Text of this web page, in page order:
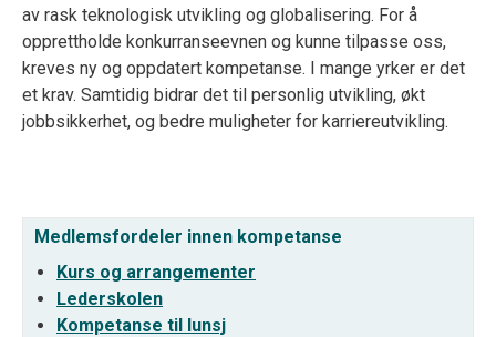
av rask teknologisk utvikling og globalisering. For å
opprettholde konkurranseevnen og kunne tilpasse oss,
kreves ny og oppdatert kompetanse. I mange yrker er det
et krav. Samtidig bidrar det til personlig utvikling, økt
jobbsikkerhet, og bedre muligheter for karriereutvikling.
Medlemsfordeler innen kompetanse
Kurs og arrangementer
Lederskolen
Kompetanse til lunsj